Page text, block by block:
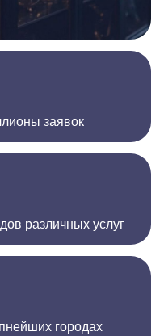
заявок
различных услуг
городах